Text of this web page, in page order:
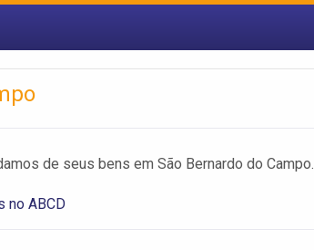
de seus bens em São Bernardo do Campo.
no ABCD